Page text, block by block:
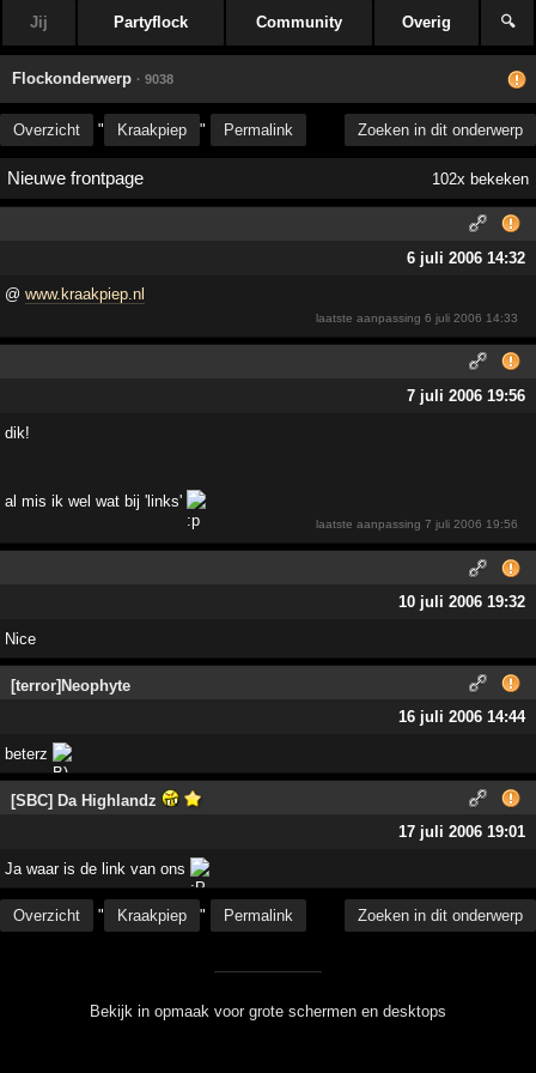
Jij Partyflock Community Overig 🔍
Flockonderwerp · 9038
Overzicht " Kraakpiep " Permalink Zoeken in dit onderwerp
Nieuwe frontpage 102x bekeken
6 juli 2006 14:32
@ www.kraakpiep.nl
laatste aanpassing6 juli 2006 14:33
7 juli 2006 19:56
dik!
al mis ik wel wat bij 'links'
laatste aanpassing7 juli 2006 19:56
10 juli 2006 19:32
Nice
[terror]Neophyte
16 juli 2006 14:44
beterz
[SBC] Da Highlandz
17 juli 2006 19:01
Ja waar is de link van ons
Overzicht " Kraakpiep " Permalink Zoeken in dit onderwerp
Bekijk in opmaak voor grote schermen en desktops